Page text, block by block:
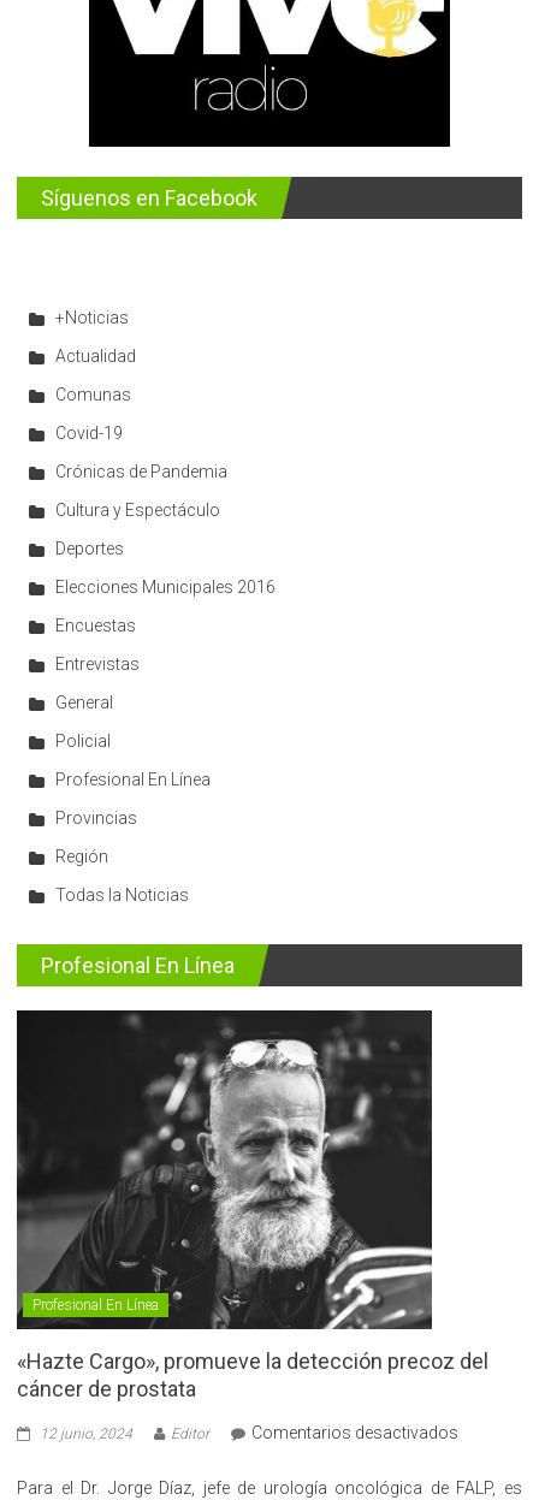
Síguenos en Facebook
+Noticias
Actualidad
Comunas
Covid-19
Crónicas de Pandemia
Cultura y Espectáculo
Deportes
Elecciones Municipales 2016
Encuestas
Entrevistas
General
Policial
Profesional En Línea
Provincias
Región
Todas la Noticias
Profesional En Línea
Profesional En Línea
«Hazte Cargo», promueve la detección precoz del
cáncer de prostata
12 junio, 2024 Editor Comentarios desactivados
Cargo»,
Para el Dr. Jorge Díaz, jefe de urología oncológica de FALP, es